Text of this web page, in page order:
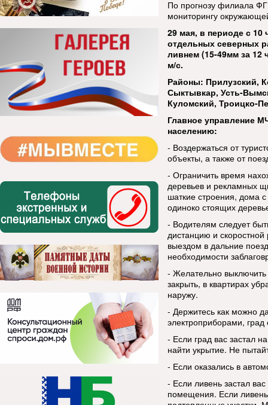
По прогнозу филиала
мониторингу
29 мая, в периоде с 10
отдельных северных
ливнем (15-49мм за 12
м/с.
Районы: Прилузский,
Сыктывкар, Усть-
Куломский, Троицко-
Главное управление
населению:
- Воздержаться от
объекты, а также от
- Ограничить время
деревьев и рекламных
шаткие строения, дома
одиноко стоящих
- Водителям следует
дистанцию и
выездом в дальние
необходимости
- Желательно
закрыть, в квартирах
наружу.
- Держитесь как можно
электроприборами,
- Если град вас застал
найти укрытие. Не
- Если оказались в
- Если ливень застал
помещения. Если ливень